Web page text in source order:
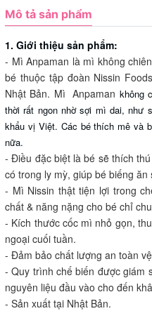
Mô tả sản phẩm
1. Giới thiệu sản phẩm:
- Mì Anpaman là mì không
bé thuộc tập đoàn Nissin
Nhật Bản. Mì Anpaman không
thời rất ngon nhờ sợi mì dai, như
khẩu vị Việt. Các bé thích mê và
nữa.
- Điều đặc biệt là bé sẽ thích
có trong ly mỳ, giúp bé biếng
- Mì Nissin thật tiện lợi trong
chất & năng nặng cho bé chỉ
- Kích thước cốc mì nhỏ gọn,
ngoại cuối tuần.
- Đảm bảo chất lượng an toàn
- Quy trình chế biến được giám
nguyên liệu đầu vào cho đến
- Sản xuất tại Nhật Bản.